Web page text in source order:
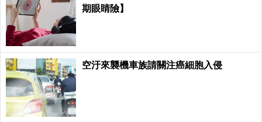
期眼睛險】
空汙來襲機車族請關注癌細胞入侵
PR